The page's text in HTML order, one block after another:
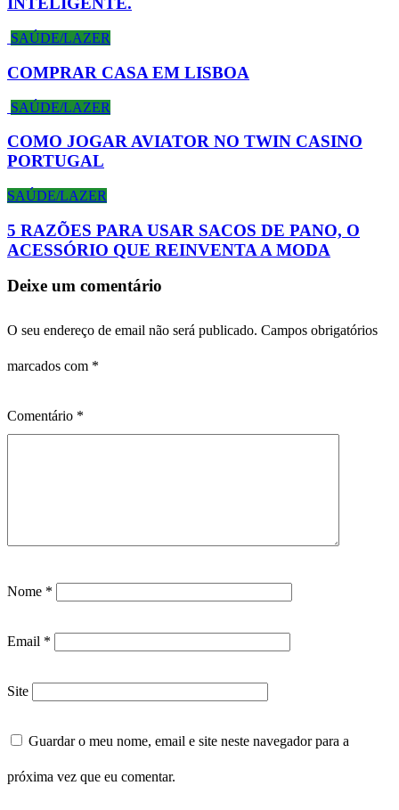
SAÚDE/LAZER
COMPRAR CASA EM LISBOA
SAÚDE/LAZER
COMO JOGAR AVIATOR NO TWIN CASINO
PORTUGAL
SAÚDE/LAZER
5 RAZÕES PARA USAR SACOS DE PANO, O
ACESSÓRIO QUE REINVENTA A MODA
Deixe um comentário
O seu endereço de email não será publicado. Campos obrigatórios
marcados com *
Comentário *
Nome *
Email *
Site
Guardar o meu nome, email e site neste navegador para a
próxima vez que eu comentar.